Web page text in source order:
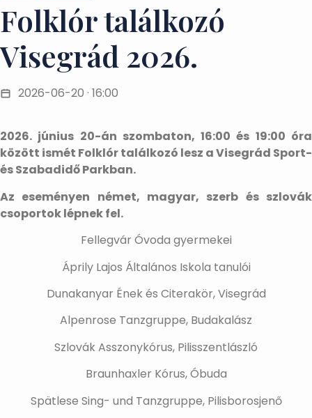
Folklór találkozó
Visegrád 2026.
2026-06-20 · 16:00
2026. június 20-án szombaton, 16:00 és 19:00 óra
között ismét Folklór találkozó lesz a Visegrád Sport-
és Szabadidő Parkban.
Az eseményen német, magyar, szerb és szlovák
csoportok lépnek fel.
Fellegvár Óvoda gyermekei
Áprily Lajos Általános Iskola tanulói
Dunakanyar Ének és Citerakör, Visegrád
Alpenrose Tanzgruppe, Budakalász
Szlovák Asszonykórus, Pilisszentlászló
Braunhaxler Kórus, Óbuda
Spätlese Sing- und Tanzgruppe, Pilisborosjenő